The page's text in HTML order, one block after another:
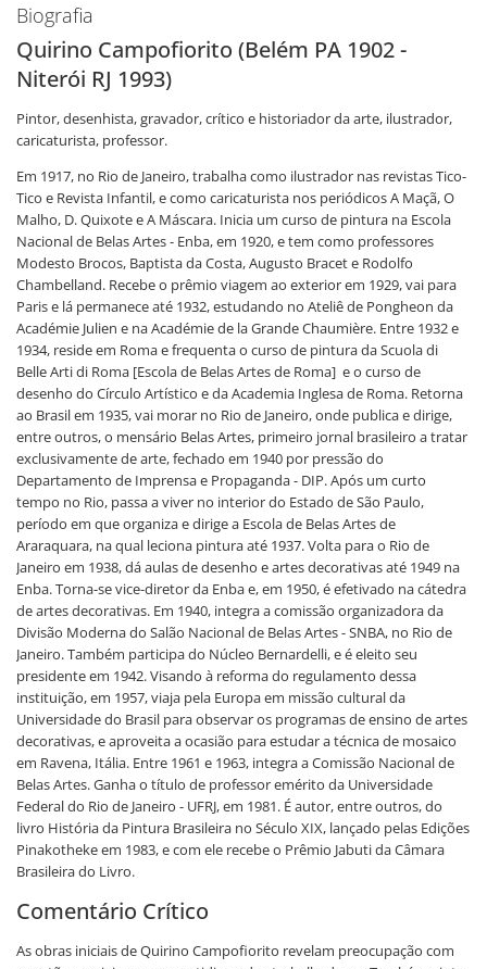
Biografia
Quirino Campofiorito (Belém PA 1902 -
Niterói RJ 1993)
Pintor, desenhista, gravador, crítico e historiador da arte, ilustrador,
caricaturista, professor.
Em 1917, no Rio de Janeiro, trabalha como ilustrador nas revistas Tico-
Tico e Revista Infantil, e como caricaturista nos periódicos A Maçã, O
Malho, D. Quixote e A Máscara. Inicia um curso de pintura na Escola
Nacional de Belas Artes - Enba, em 1920, e tem como professores
Modesto Brocos, Baptista da Costa, Augusto Bracet e Rodolfo
Chambelland. Recebe o prêmio viagem ao exterior em 1929, vai para
Paris e lá permanece até 1932, estudando no Ateliê de Pongheon da
Académie Julien e na Académie de la Grande Chaumière. Entre 1932 e
1934, reside em Roma e frequenta o curso de pintura da Scuola di
Belle Arti di Roma [Escola de Belas Artes de Roma] e o curso de
desenho do Círculo Artístico e da Academia Inglesa de Roma. Retorna
ao Brasil em 1935, vai morar no Rio de Janeiro, onde publica e dirige,
entre outros, o mensário Belas Artes, primeiro jornal brasileiro a tratar
exclusivamente de arte, fechado em 1940 por pressão do
Departamento de Imprensa e Propaganda - DIP. Após um curto
tempo no Rio, passa a viver no interior do Estado de São Paulo,
período em que organiza e dirige a Escola de Belas Artes de
Araraquara, na qual leciona pintura até 1937. Volta para o Rio de
Janeiro em 1938, dá aulas de desenho e artes decorativas até 1949 na
Enba. Torna-se vice-diretor da Enba e, em 1950, é efetivado na cátedra
de artes decorativas. Em 1940, integra a comissão organizadora da
Divisão Moderna do Salão Nacional de Belas Artes - SNBA, no Rio de
Janeiro. Também participa do Núcleo Bernardelli, e é eleito seu
presidente em 1942. Visando à reforma do regulamento dessa
instituição, em 1957, viaja pela Europa em missão cultural da
Universidade do Brasil para observar os programas de ensino de artes
decorativas, e aproveita a ocasião para estudar a técnica de mosaico
em Ravena, Itália. Entre 1961 e 1963, integra a Comissão Nacional de
Belas Artes. Ganha o título de professor emérito da Universidade
Federal do Rio de Janeiro - UFRJ, em 1981. É autor, entre outros, do
livro História da Pintura Brasileira no Século XIX, lançado pelas Edições
Pinakotheke em 1983, e com ele recebe o Prêmio Jabuti da Câmara
Brasileira do Livro.
Comentário Crítico
As obras iniciais de Quirino Campofiorito revelam preocupação com